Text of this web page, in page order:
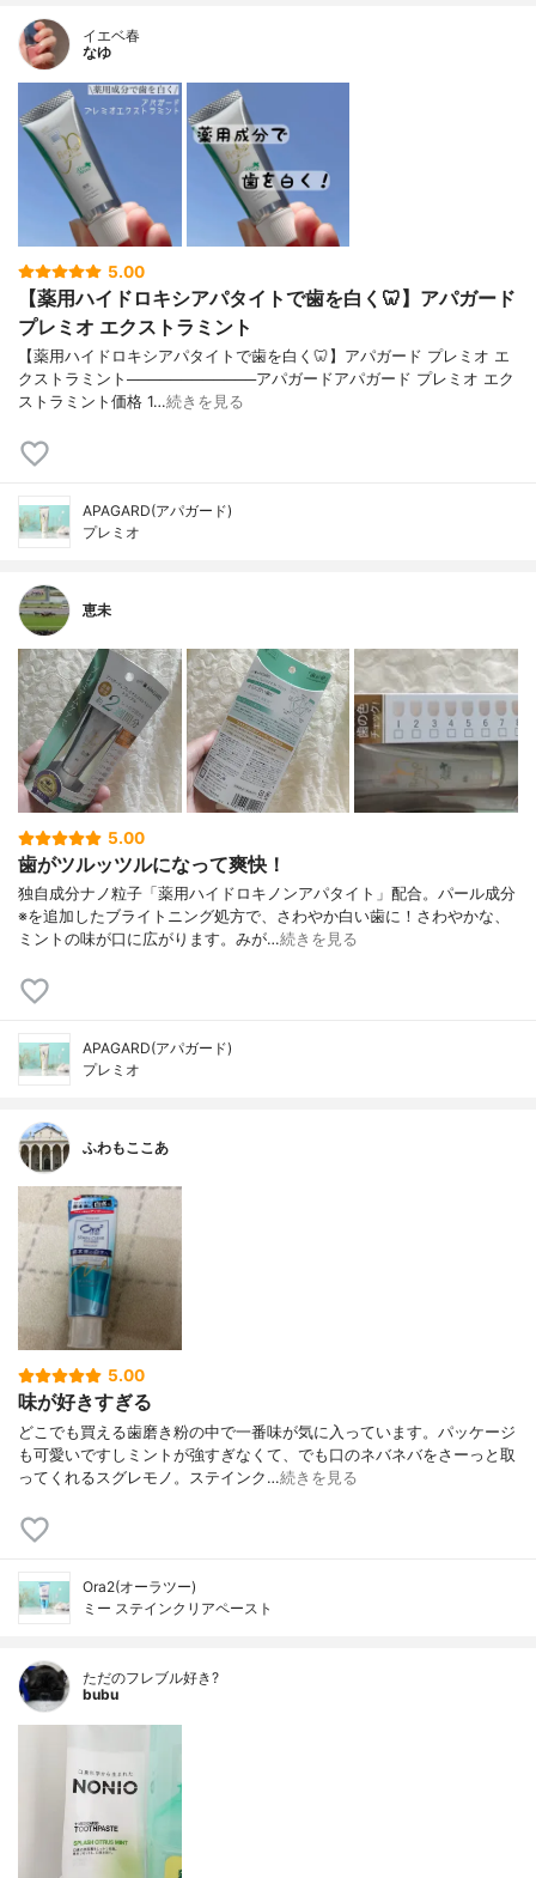
イエベ春
なゆ
5.00
【薬用ハイドロキシアパタイトで歯を白く🦷】アパガード
プレミオ エクストラミント
【薬用ハイドロキシアパタイトで歯を白く🦷】アパガード プレミオ エ
クストラミント────────────アパガードアパガード プレミオ エク
ストラミント価格 1…続きを見る
APAGARD(アパガード)
プレミオ
恵未
5.00
歯がツルッツルになって爽快！
独自成分ナノ粒子「薬用ハイドロキノンアパタイト」配合。パール成分
※を追加したブライトニング処方で、さわやか白い歯に！さわやかな、
ミントの味が口に広がります。みが…続きを見る
APAGARD(アパガード)
プレミオ
ふわもここあ
5.00
味が好きすぎる
どこでも買える歯磨き粉の中で一番味が気に入っています。パッケージ
も可愛いですしミントが強すぎなくて、でも口のネバネバをさーっと取
ってくれるスグレモノ。ステインク…続きを見る
Ora2(オーラツー)
ミー ステインクリアペースト
ただのフレブル好き?
bubu